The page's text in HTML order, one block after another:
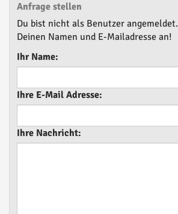
Anfrage stellen
Du bist nicht als Benutzer
Deinen Namen und E-Mailadresse an!
Ihr Name:
Ihre E-Mail Adresse:
Ihre Nachricht: